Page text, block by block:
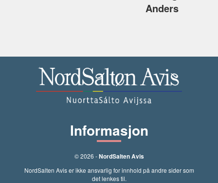
Anders
Informasjon
© 2026 -NordSalten Avis
NordSalten Avis er ikke ansvarlig for innhold på andre sider som
det lenkes til.